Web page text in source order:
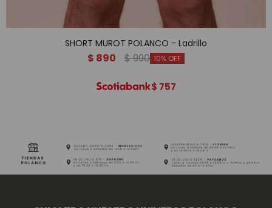
SHORT MUROT POLANCO - Ladrillo
$ 890 $990 10
$ 757